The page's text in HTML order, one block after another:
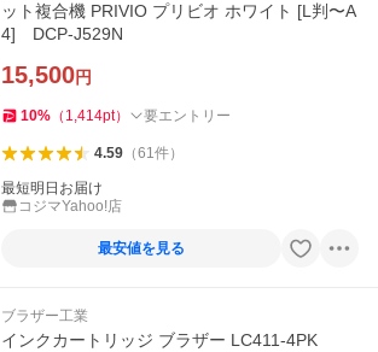
ット複合機 PRIVIO プリビオ ホワイト [L判〜A
4] DCP-J529N
15,500円
10% （ 1,414pt） 要エントリー
4.59（61件）
最短明日お届け
コジマYahoo!店
最安値を見る
ブラザー工業
インクカートリッジ ブラザー LC411-4PK